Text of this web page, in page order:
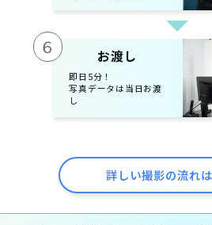
６ お渡し
即日5分！
写真データは当日お渡
し
詳しい撮影の流れ